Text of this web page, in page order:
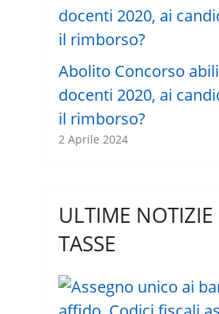
Abolito Concorso
docenti 2020, ai
il rimborso?
2 Aprile 2024
ULTIME NOTIZIE
TASSE